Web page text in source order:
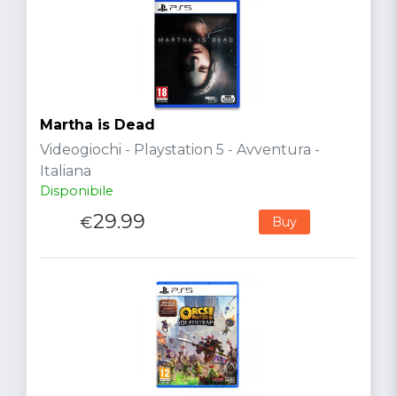
Martha is Dead
Videogiochi - Playstation 5 - Avventura -
Italiana
Disponibile
€29.99 Buy